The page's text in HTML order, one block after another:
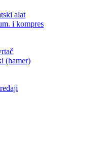
alat
i kompres
(hamer)